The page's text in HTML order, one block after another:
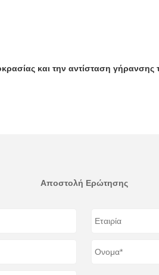
και την αντίσταση
Αποστολή Ερώτησης